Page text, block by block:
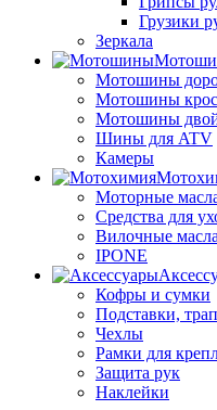
Грузики
Зеркала
Мотошины
Мотошины
Мотошины
Шины для ATV
Камеры
Моторные
Средства для
Вилочные масла
IPONE
Кофры и сумки
Подставки,
Чехлы
Рамки для
Защита рук
Наклейки